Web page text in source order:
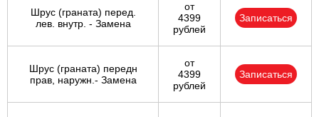
Шрус (граната) перед.
лев. внутр. - Замена
от
4399
рублей
Записаться
Шрус (граната) передн
прав, наружн.- Замена
от
4399
рублей
Записаться